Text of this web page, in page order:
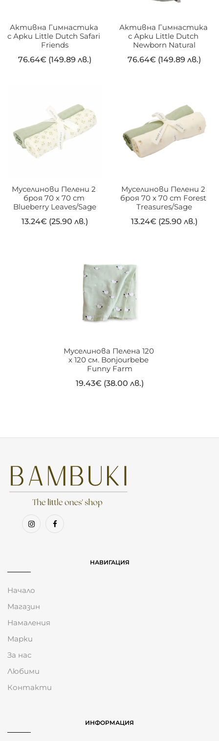
Активна Гимнастика
с Арки Little Dutch Safari
Friends
76.64€ (149.89 лв.)
Активна Гимнастика
с Арки Little Dutch
Newborn Natural
76.64€ (149.89 лв.)
Муселинови Пелени 2
броя 70 х 70 cm
Blueberry Leaves/Sage
13.24€ (25.90 лв.)
Муселинови Пелени 2
броя 70 х 70 cm Forest
Treasures/Sage
13.24€ (25.90 лв.)
Муселинова Пелена 120
х 120 см. Bonjourbebe
Funny Farm
19.43€ (38.00 лв.)
НАВИГАЦИЯ
Начало
Магазин
Намаления
Марки
За нас
Любими
Контакти
ИНФОРМАЦИЯ